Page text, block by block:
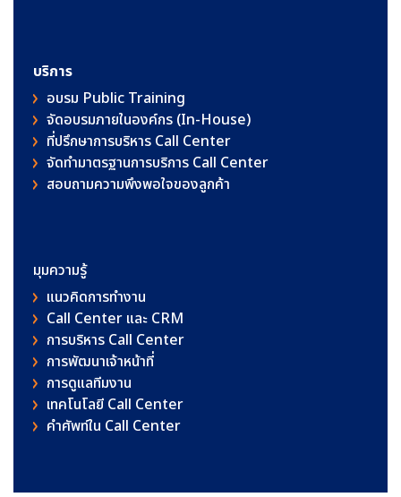
บริการ
อบรม Public Training
จัดอบรมภายในองค์กร (In-House)
ที่ปรึกษาการบริหาร Call Center
จัดทำมาตรฐานการบริการ Call Center
สอบถามความพึงพอใจของลูกค้า
มุมความรู้
แนวคิดการทำงาน
Call Center และ CRM
การบริหาร Call Center
การพัฒนาเจ้าหน้าที่
การดูแลทีมงาน
เทคโนโลยี Call Center
คําศัพท์ใน Call Center